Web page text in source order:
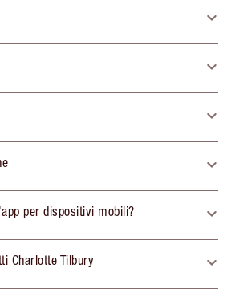
per dispositivi mobili?
Charlotte Tilbury